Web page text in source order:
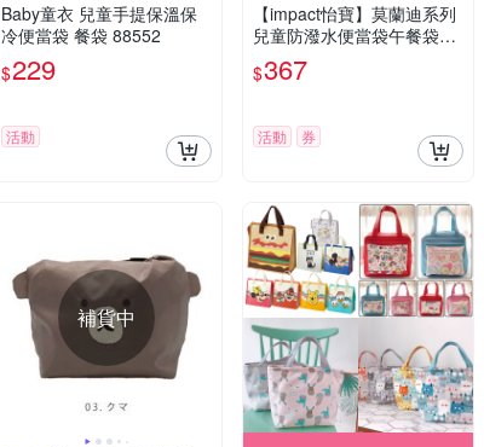
Baby童衣 兒童手提保溫保
冷便當袋 餐袋 88552
$229
活動
【impact怡寶】莫蘭迪系列
兒童防潑水便當袋午餐袋餐
袋
$367
活動 券
補貨中